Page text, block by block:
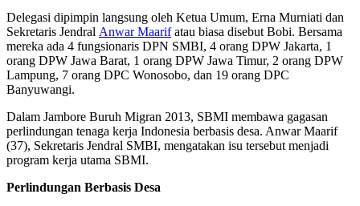
Delegasi dipimpin langsung oleh Ketua Umum, Erna Murniati dan
Sekretaris Jendral Anwar Maarifatau biasa disebut Bobi. Bersama
mereka ada 4 fungsionaris DPN SMBI, 4 orang DPW Jakarta, 1
orang DPW Jawa Barat, 1 orang DPW Jawa Timur, 2 orang DPW
Lampung, 7 orang DPC Wonosobo, dan 19 orang DPC
Banyuwangi.
Dalam Jambore Buruh Migran 2013, SBMI membawa gagasan
perlindungan tenaga kerja Indonesia berbasis desa. Anwar Maarif
(37), Sekretaris Jendral SMBI, mengatakan isu tersebut menjadi
program kerja utama SBMI.
Perlindungan Berbasis Desa